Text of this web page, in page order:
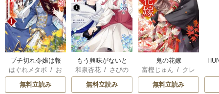
ブチ切れ令嬢は報
復を誓いました。
はぐれメタボ / お
おのいも /
無料立読み
もう興味がないと
離婚された令嬢の
意外と楽しい新生
活
和泉杏花 / さびの
ぶち
無料立読み
鬼の花嫁
富樫じゅん / クレ
ハ
無料立読み